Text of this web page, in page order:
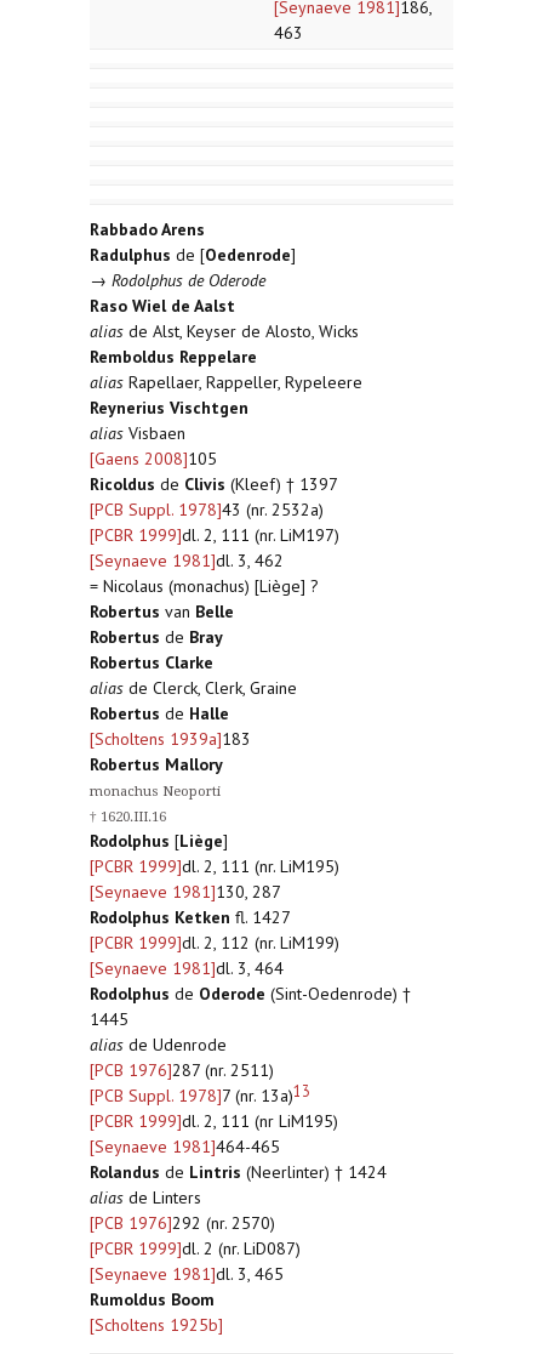
[Seynaeve 1981]186,
463
Rabbado Arens
Radulphus de [Oedenrode]
→ Rodolphus de Oderode
Raso Wiel de Aalst
alias de Alst, Keyser de Alosto, Wicks
Remboldus Reppelare
alias Rapellaer, Rappeller, Rypeleere
Reynerius Vischtgen
alias Visbaen
[Gaens 2008]105
Ricoldus de Clivis (Kleef) † 1397
[PCB Suppl. 1978]43 (nr. 2532a)
[PCBR 1999]dl. 2, 111 (nr. LiM197)
[Seynaeve 1981]dl. 3, 462
= Nicolaus (monachus) [Liège] ?
Robertus van Belle
Robertus de Bray
Robertus Clarke
alias de Clerck, Clerk, Graine
Robertus de Halle
[Scholtens 1939a]183
Robertus Mallory
monachus Neoporti
† 1620.III.16
Rodolphus [Liège]
[PCBR 1999]dl. 2, 111 (nr. LiM195)
[Seynaeve 1981]130, 287
Rodolphus Ketken fl. 1427
[PCBR 1999]dl. 2, 112 (nr. LiM199)
[Seynaeve 1981]dl. 3, 464
Rodolphus de Oderode (Sint-Oedenrode) †
1445
alias de Udenrode
[PCB 1976]287 (nr. 2511)
[PCB Suppl. 1978]7 (nr. 13a)13
[PCBR 1999]dl. 2, 111 (nr LiM195)
[Seynaeve 1981]464-465
Rolandus de Lintris (Neerlinter) † 1424
alias de Linters
[PCB 1976]292 (nr. 2570)
[PCBR 1999]dl. 2 (nr. LiD087)
[Seynaeve 1981]dl. 3, 465
Rumoldus Boom
[Scholtens 1925b]